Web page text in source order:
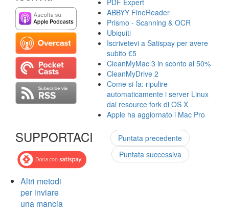
SUPPORTACI
Altri metodi
per inviare
una mancia
PDF Expert
ABBYY FineReader
Prismo - Scanning & OCR
Ubiquiti
Iscrivetevi a Satispay per avere
subito €5
CleanMyMac 3 in sconto al 50%
CleanMyDrive 2
Come si fa: ripulire
automaticamente i server Linux
dai resource fork di OS X
Apple ha aggiornato i Mac Pro
Puntata precedente
Puntata successiva